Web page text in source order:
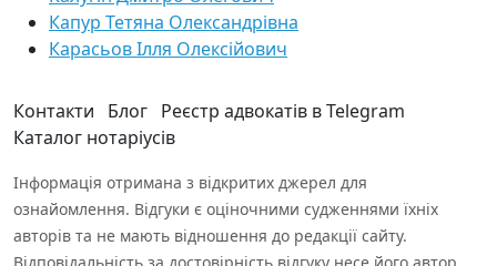
Капур Тетяна Олександрівна
Карасьов Ілля Олексійович
Контакти Блог Реєстр адвокатів в Telegram
Каталог нотаріусів
Інформація отримана з відкритих джерел для
ознайомлення. Відгуки є оціночними судженнями їхніх
авторів та не мають відношення до редакції сайту.